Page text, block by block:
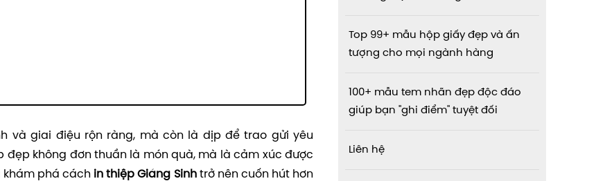
và giai điệu rộn ràng, mà còn là dịp để trao gửi yêu
không đơn thuần là món quà, mà là cảm xúc được
khám phá cách in thiệp Giáng Sinhtrở nên cuốn hút hơn
Top 99+ mẫu hộp giấy đẹp và ấn
tượng cho mọi ngành hàng
100+ mẫu tem nhãn đẹp độc đáo
giúp bạn "ghi điểm" tuyệt đối
Liên hệ